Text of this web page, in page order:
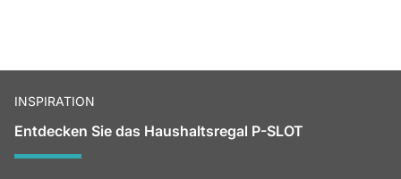
INSPIRATION
Entdecken Sie das Haushaltsregal P-SLOT